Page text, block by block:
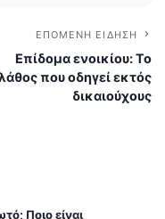
ΕΠΌΜΕΝΗ ΕΊΔΗΣΗ
Επίδομα ενοικίου: Το
που οδηγεί εκτός
δικαιούχους
Ποιο είναι